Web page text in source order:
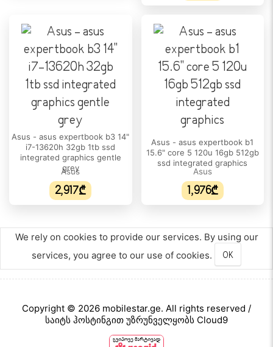
DCI-P3 ფერთა დიაპაზონი:
100%
ᲞᲠᲝᲪᲔᲡᲝᲠᲘ
პროცესორის/ჩიპსეტის ტიპი:
Intel Core i9
პროცესორის მოდელი:
14900HX
ბირთვების რაოდენობა:
პროცესორის ნაკადი:
პროცესორის მწარმოებელი:
Intel
პროცესორის მაქსიმალური სიხშირე:
ქეშ-მეხსიერება:
Asus - asus expertbook b3 14"
i7-13620h 32gb 1tb ssd
integrated graphics gentle
grey
Asus
2,917₾
Asus - asus expertbook b1
15.6" core 5 120u 16gb 512gb
ssd integrated graphics
Asus
1,976₾
We rely on cookies to provide our services. By using our
services, you agree to our use of cookies.
OK
Copyright © 2026 mobilestar.ge. All rights reserved /
საიტს ჰოსტინგით უზრუნველყობს Cloud9